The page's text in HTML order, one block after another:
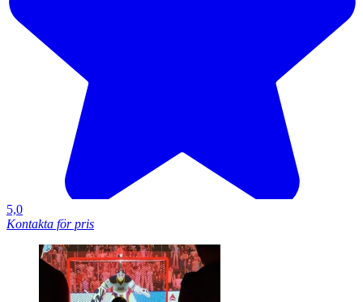
5,0
Kontakta för pris